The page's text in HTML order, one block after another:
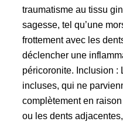
traumatisme au tissu
sagesse, tel qu’une
frottement avec les
déclencher une
péricoronite. Inclusion :
incluses, qui ne
complètement en raison
ou les dents